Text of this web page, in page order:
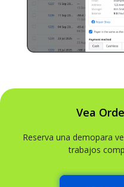
Vea
Reserva una demopara
trabajos